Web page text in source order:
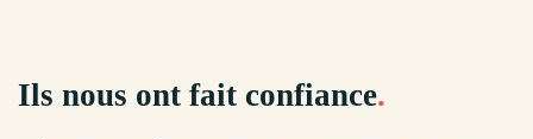
Ils nous ont fait confiance.